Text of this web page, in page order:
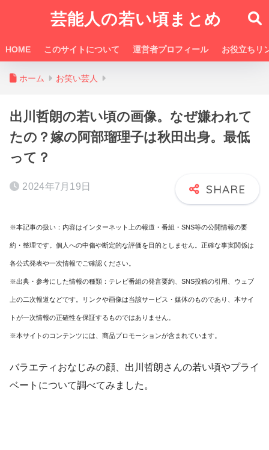
芸能人の若い頃まとめ
HOME このサイトについて 運営者プロフィール お役立ちリ
ホーム お笑い芸人
出川哲朗の若い頃の画像。なぜ嫌われて
たの？嫁の阿部瑠理子は秋田出身。最低
って？
2024年7月19日
※本記事の扱い：内容はインターネット上の報道・番組・SNS等の公開情報の要
約・整理です。個人への中傷や断定的な評価を目的としません。正確な事実関係は
各公式発表や一次情報でご確認ください。
※出典・参考にした情報の種類：テレビ番組の発言要約、SNS投稿の引用、ウェブ
上の二次報道などです。リンクや画像は当該サービス・媒体のものであり、本サイ
トが一次情報の正確性を保証するものではありません。
※本サイトのコンテンツには、商品プロモーションが含まれています。
バラエティおなじみの顔、出川哲朗さんの若い頃やプライ
ベートについて調べてみました。